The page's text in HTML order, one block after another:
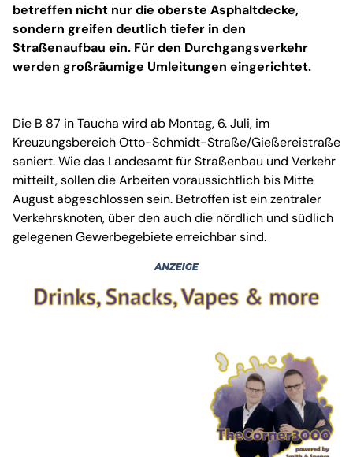
betreffen nicht nur die oberste Asphaltdecke,
sondern greifen deutlich tiefer in den
Straßenaufbau ein. Für den Durchgangsverkehr
werden großräumige Umleitungen eingerichtet.
Die B 87 in Taucha wird ab Montag, 6. Juli, im
Kreuzungsbereich Otto-Schmidt-Straße/Gießereistraße
saniert. Wie das Landesamt für Straßenbau und Verkehr
mitteilt, sollen die Arbeiten voraussichtlich bis Mitte
August abgeschlossen sein. Betroffen ist ein zentraler
Verkehrsknoten, über den auch die nördlich und südlich
gelegenen Gewerbegebiete erreichbar sind.